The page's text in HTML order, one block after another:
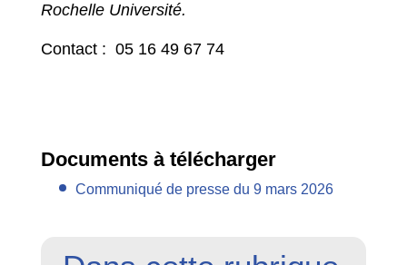
Rochelle Université.
Contact : 05 16 49 67 74
Documents à télécharger
Communiqué de presse du 9 mars 2026